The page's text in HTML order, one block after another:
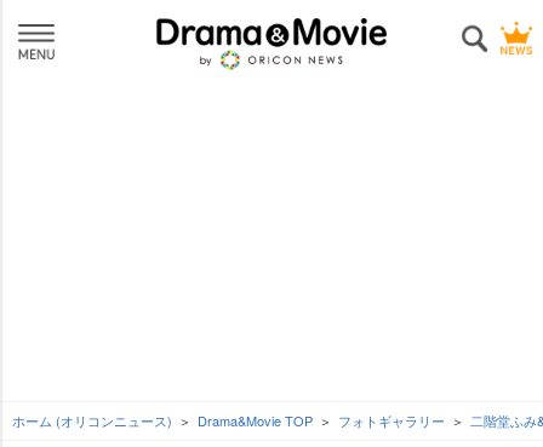
ホーム (オリコンニュース) Drama&Movie TOP フォトギャラリー 二階堂ふみ